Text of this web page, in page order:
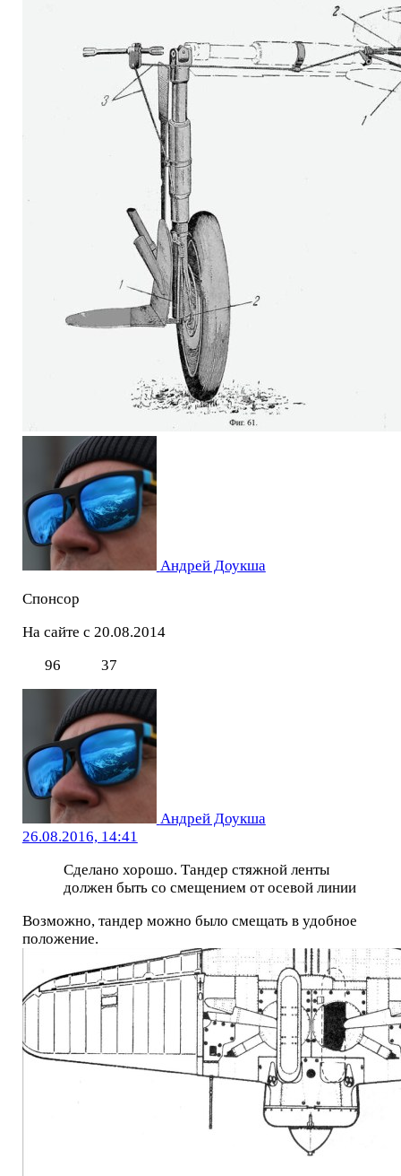
Андрей Доукша
Спонсор
На сайте с 20.08.2014
96
37
Андрей Доукша
26.08.2016, 14:41
Сделано хорошо. Тандер стяжной ленты
должен быть со смещением от осевой линии
Возможно, тандер можно было смещать в удобное
положение.